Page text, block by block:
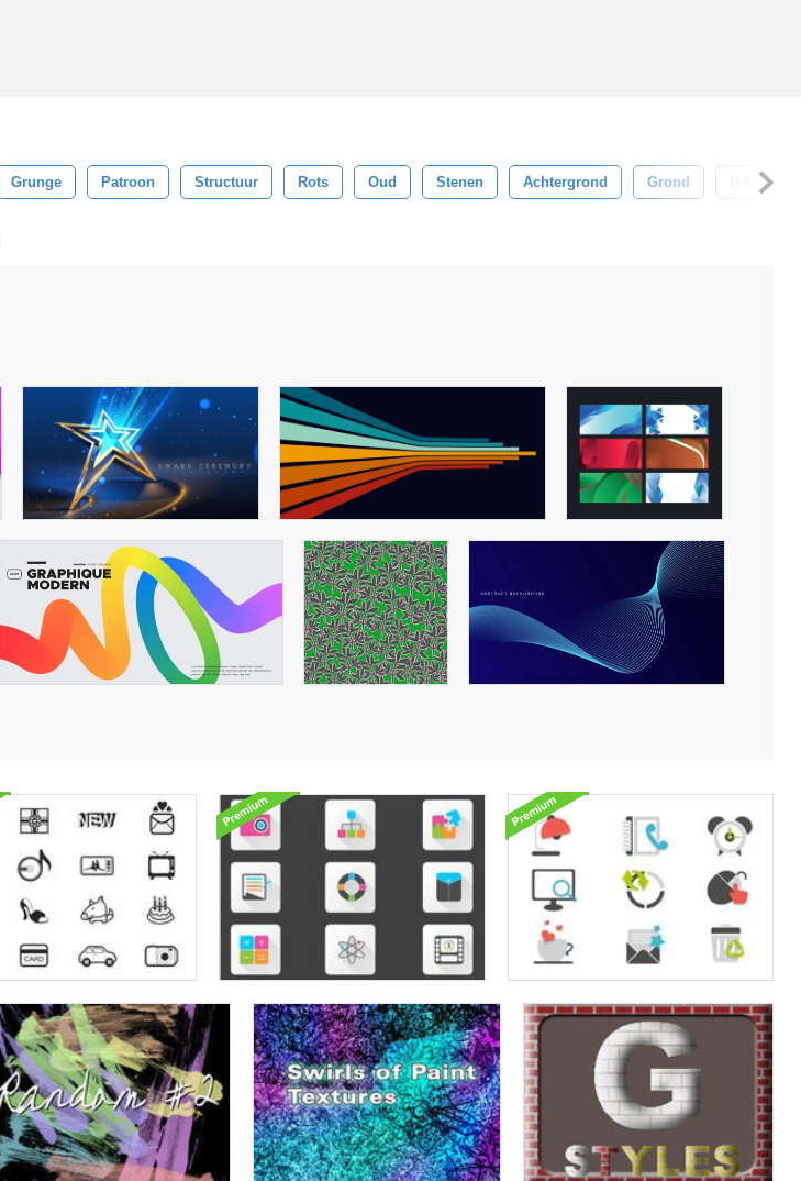
Grunge Patroon Structuur Rots Oud Stenen Achtergrond Grond Behang